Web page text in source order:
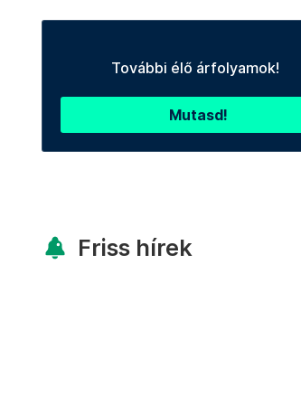
További élő árfolyamok!
Mutasd!
Friss hírek